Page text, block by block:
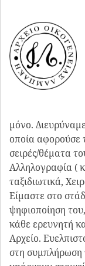
μόνο.
οποία αφορούσε
σειρές/θέματα
Αλληλογραφία (
ταξιδιωτικά,
Είμαστε στο
ψηφιοποίηση
κάθε ερευνητή
Αρχείο.
στη συμπλήρωση